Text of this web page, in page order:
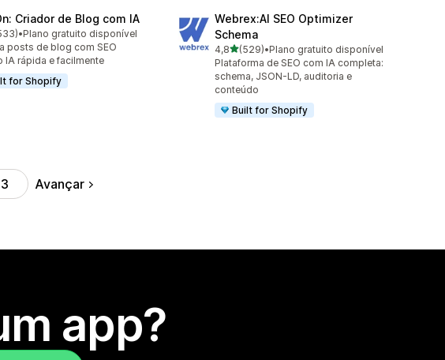
Criador de Blog com IA
estrelas
ao todo
•Plano gratuito disponível
posts de blog com SEO
IA rápida e facilmente
for Shopify
Webrex:AI SEO Optimizer
Schema
4,8de 5 estrelas
(529)
529 avaliações ao todo
•Plano gratuito disponível
Plataforma de SEO com IA completa:
schema, JSON-LD, auditoria e
conteúdo
Built for Shopify
Avançar
app?